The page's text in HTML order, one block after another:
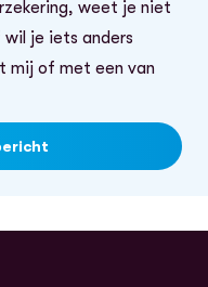
weet je niet
je iets anders
mij of met een van